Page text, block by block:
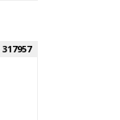
317957